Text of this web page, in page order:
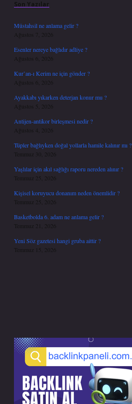
Son Yazılar
Müstahsil ne anlama gelir ?
Ağustos 7, 2026
Esenler nereye bağlıdır adliye ?
Ağustos 6, 2026
Kur’an-ı Kerim ne için gönder ?
Ağustos 6, 2026
Ayakkabı yıkarken deterjan konur mu ?
Ağustos 5, 2026
Antijen-antikor birleşmesi nedir ?
Ağustos 4, 2026
Tüpler bağlıyken doğal yollarla hamile kalınır mı ?
Temmuz 30, 2026
Yaşlılar için akıl sağlığı raporu nereden alınır ?
Temmuz 25, 2026
Kişisel koruyucu donanım neden önemlidir ?
Temmuz 25, 2026
Basketbolda 6. adam ne anlama gelir ?
Temmuz 21, 2026
Yeni Söz gazetesi hangi gruba aittir ?
Temmuz 15, 2026